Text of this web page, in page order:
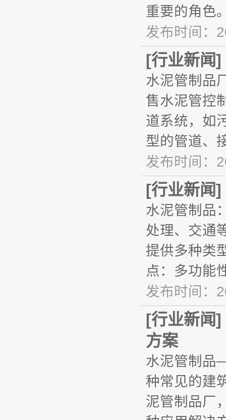
重要的角色
发布时间：
[行业新闻]
水泥管制品
售水泥管控
道系统，如
型的管道、
发布时间：
[行业新闻]
水泥管制品
处理、交通
提供多种类
点：多功能
发布时间：
[行业新闻]
方案
水泥管制品
种常见的建
泥管制品厂